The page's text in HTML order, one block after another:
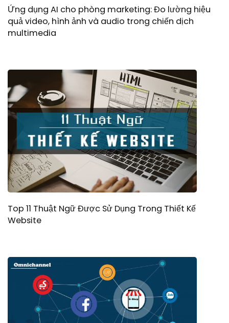
Ứng dụng AI cho phòng marketing: Đo lường hiệu
quả video, hình ảnh và audio trong chiến dịch
multimedia
Top 11 Thuật Ngữ Được Sử Dụng Trong Thiết Kế
Website